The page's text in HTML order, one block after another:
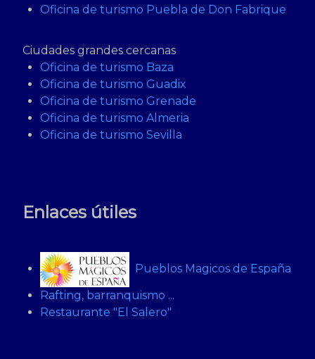
Oficina de turismo Puebla de Don Fabrique
Ciudades grandes cercanas
Oficina de turismo Baza
Oficina de turismo Guadix
Oficina de turismo Grenade
Oficina de turismo Almeria
Oficina de turismo Sevilla
Enlaces útiles
Pueblos Magicos de España
Rafting, barranquismo ...
Restaurante "El Salero"